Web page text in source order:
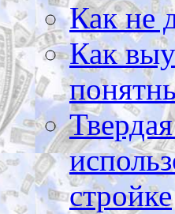
Как не
Как
стройке